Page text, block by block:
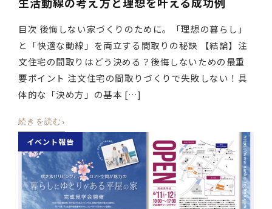
目次 後悔しない家づくりのために。「理想の暮らし」
と「快適な動線」を両立する間取りの秘訣 【結論】注
文住宅の間取りはどう決める？後悔しないための最重
要ポイント 注文住宅の間取りづくりで失敗しない！具
体的な「決め方」の基本 […]
続きを読む ›
イベント報告